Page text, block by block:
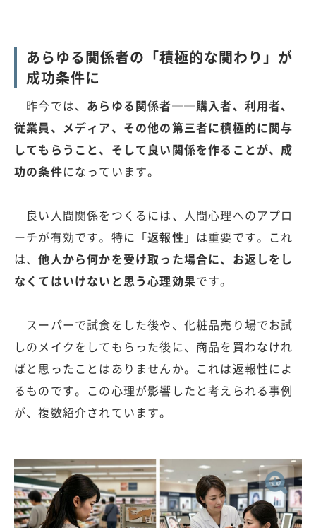
あらゆる関係者の「積極的な関わり」が
成功条件に
昨今では、 あらゆる関係者──購入者、利用者、
従業員、メディア、その他の第三者に積極的に関与
してもらうこと、そして良い関係を作ることが、成
功の条件になっています。
良い人間関係をつくるには、人間心理へのアプロ
ーチが有効です。特に「返報性 」は重要です。これ
は、他人から何かを受け取った場合に、お返しをし
なくてはいけないと思う心理効果です。
スーパーで試食をした後や、化粧品売り場でお試
しのメイクをしてもらった後に、商品を買わなけれ
ばと思ったことはありませんか。これは返報性によ
るものです。この心理が影響したと考えられる事例
が、複数紹介されています。